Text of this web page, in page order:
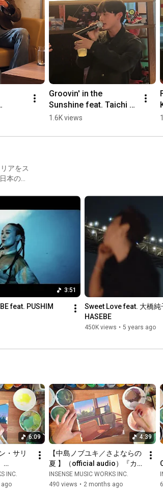
www.instagram.com/lisako_violin
：@insensemusicworks
： @insensemusicworks_2nd
the-
Groovin' in the
Sunshine feat. Taichi
Mukai & BASI [DJ
Release Party]
1.6K views
アをス
本の
剣
見据え
担当。
3:51
feat. PUSHIM
Sweet Love feat. 大橋
HASEBE
450K views • 5 years ago
6:09
・サリ
フェ・
・スタ
INC.
4:39
【中島ノブユキ／さよならの
夏 】（official audio）『カ
フェ・アプレミディ・ミー
ツ・スタジオジブリ』よりジ
INSENSE MUSIC WORKS INC.
490 views • 2 months ago